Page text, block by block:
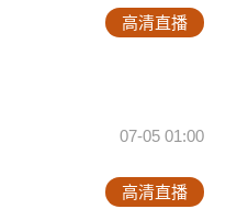
高清直播
07-05 01:00
高清直播